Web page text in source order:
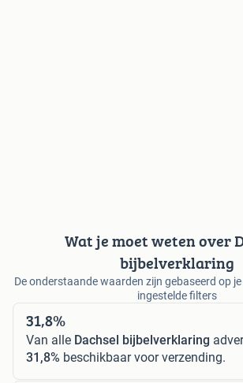
Wat je moet weten over
bijbelverklaring
De onderstaande waarden zijn gebaseerd op
ingestelde filters
31,8%
Van alle Dachsel bijbelverklaring
31,8% beschikbaar voor verzending.